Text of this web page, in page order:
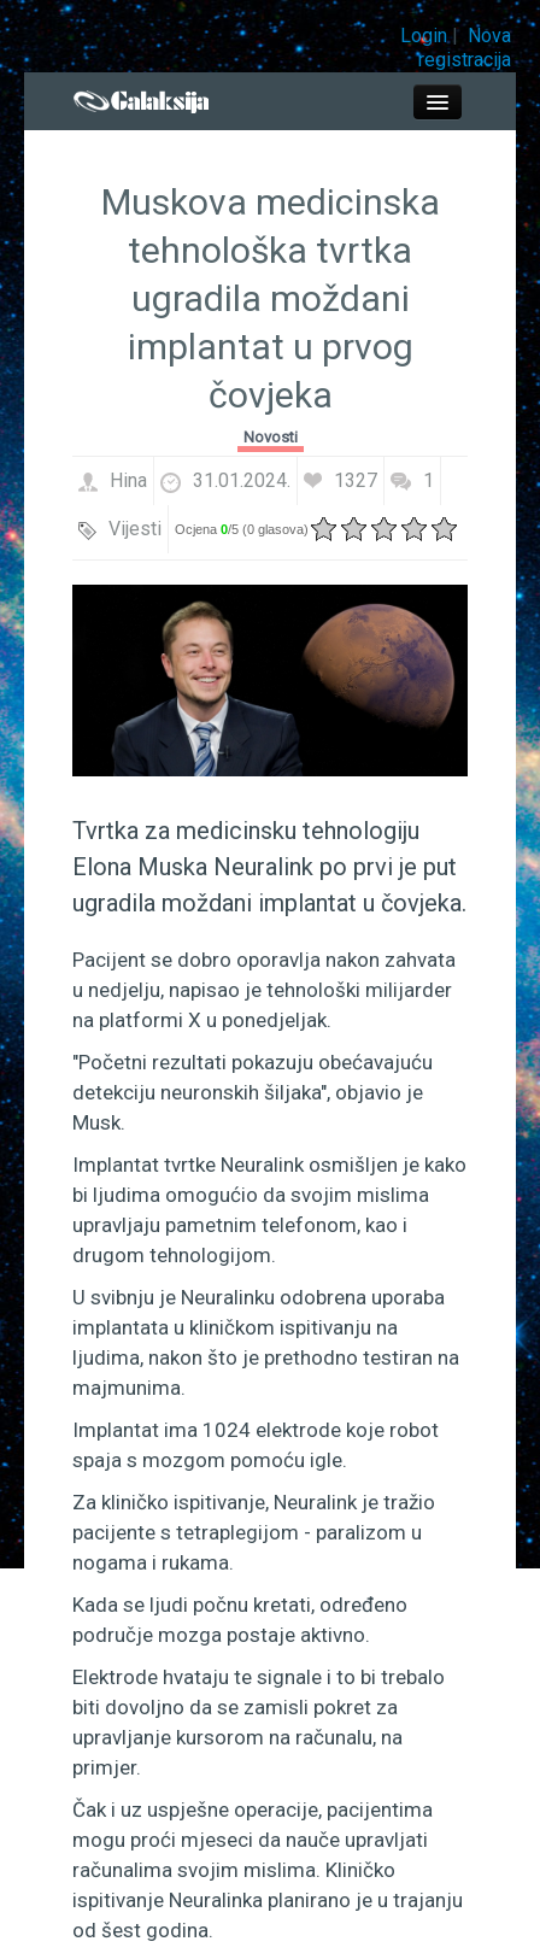
Login| Nova
registracija
Info bar
Prirodne znanosti
Tehnologije
Društvene znanosti
Ekologija
Medicina
Multimedija
Blog
Muskova medicinska
tehnološka tvrtka
ugradila moždani
implantat u prvog
čovjeka
Novosti
Hina 31.01.2024. 1327 1
Vijesti Ocjena 0/5 (0 glasova)
Tvrtka za medicinsku tehnologiju
Elona Muska Neuralink po prvi je put
ugradila moždani implantat u čovjeka.
Pacijent se dobro oporavlja nakon zahvata
u nedjelju, napisao je tehnološki milijarder
na platformi X u ponedjeljak.
"Početni rezultati pokazuju obećavajuću
detekciju neuronskih šiljaka", objavio je
Musk.
Implantat tvrtke Neuralink osmišljen je kako
bi ljudima omogućio da svojim mislima
upravljaju pametnim telefonom, kao i
drugom tehnologijom.
U svibnju je Neuralinku odobrena uporaba
implantata u kliničkom ispitivanju na
ljudima, nakon što je prethodno testiran na
majmunima.
Implantat ima 1024 elektrode koje robot
spaja s mozgom pomoću igle.
Za kliničko ispitivanje, Neuralink je tražio
pacijente s tetraplegijom - paralizom u
nogama i rukama.
Kada se ljudi počnu kretati, određeno
područje mozga postaje aktivno.
Elektrode hvataju te signale i to bi trebalo
biti dovoljno da se zamisli pokret za
upravljanje kursorom na računalu, na
primjer.
Čak i uz uspješne operacije, pacijentima
mogu proći mjeseci da nauče upravljati
računalima svojim mislima. Kliničko
ispitivanje Neuralinka planirano je u trajanju
od šest godina.